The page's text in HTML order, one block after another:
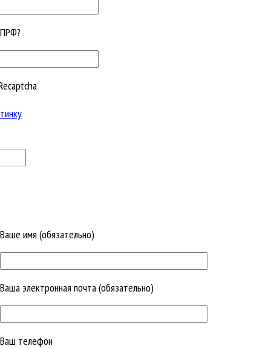
Ваше имя (обязательно)
Ваша электронная почта (обязательно)
Ваш телефон